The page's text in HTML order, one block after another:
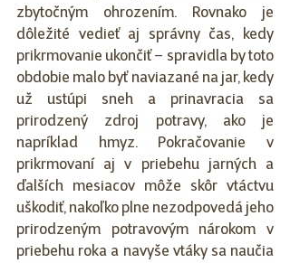
zbytočným ohrozením. Rovnako je
dôležité vedieť aj správny čas, kedy
prikrmovanie ukončiť – spravidla by toto
obdobie malo byť naviazané na jar, kedy
už ustúpi sneh a prinavracia sa
prirodzený zdroj potravy, ako je
napríklad hmyz. Pokračovanie v
prikrmovaní aj v priebehu jarných a
ďalších mesiacov môže skôr vtáctvu
uškodiť, nakoľko plne nezodpovedá jeho
prirodzeným potravovým nárokom v
priebehu roka a navyše vtáky sa naučia